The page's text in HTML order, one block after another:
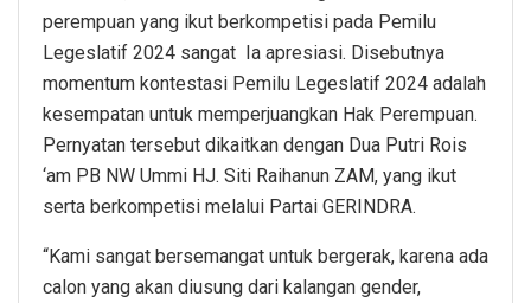
perempuan yang ikut berkompetisi pada Pemilu
Legeslatif 2024 sangat Ia apresiasi. Disebutnya
momentum kontestasi Pemilu Legeslatif 2024 adalah
kesempatan untuk memperjuangkan Hak Perempuan.
Pernyatan tersebut dikaitkan dengan Dua Putri Rois
‘am PB NW Ummi HJ. Siti Raihanun ZAM, yang ikut
serta berkompetisi melalui Partai GERINDRA.
“Kami sangat bersemangat untuk bergerak, karena ada
calon yang akan diusung dari kalangan gender,